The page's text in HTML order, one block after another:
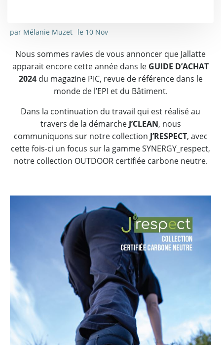
par Mélanie Muzet le 10 Nov
Nous sommes ravies de vous annoncer que Jallatte
apparait encore cette année dans le GUIDE D’ACHAT
2024du magazine PIC, revue de référence dans le
monde de l’EPI et du Bâtiment.
Dans la continuation du travail qui est réalisé au
travers de la démarche J’CLEAN, nous
communiquons sur notre collection J’RESPECT, avec
cette fois-ci un focus sur la gamme SYNERGY_respect,
notre collection OUTDOOR certifiée carbone neutre.